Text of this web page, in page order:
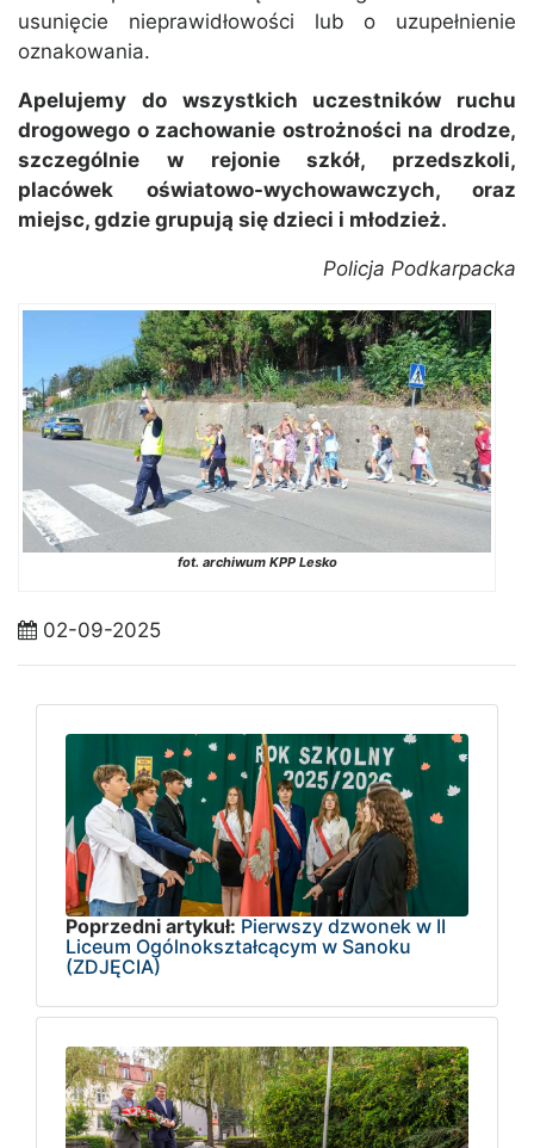
usunięcie nieprawidłowości lub o uzupełnienie
oznakowania.
Apelujemy do wszystkich uczestników ruchu
drogowego o zachowanie ostrożności na drodze,
szczególnie w rejonie szkół, przedszkoli,
placówek oświatowo-wychowawczych, oraz
miejsc, gdzie grupują się dzieci i młodzież.
Policja Podkarpacka
fot. archiwum KPP Lesko
02-09-2025
Poprzedni artykuł: Pierwszy dzwonek w II
Liceum Ogólnokształcącym w Sanoku
(ZDJĘCIA)